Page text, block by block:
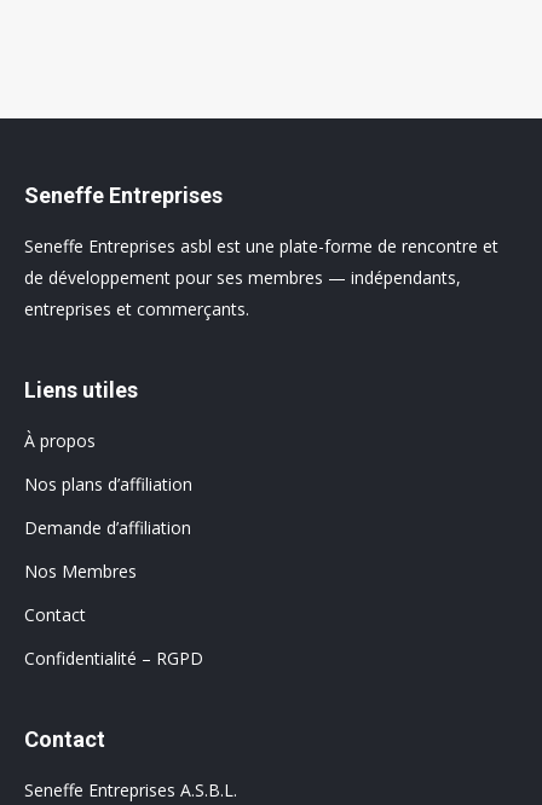
Seneffe Entreprises
Seneffe Entreprises asbl est une plate-forme de rencontre et
de développement pour ses membres — indépendants,
entreprises et commerçants.
Liens utiles
À propos
Nos plans d’affiliation
Demande d’affiliation
Nos Membres
Contact
Confidentialité – RGPD
Contact
Seneffe Entreprises A.S.B.L.